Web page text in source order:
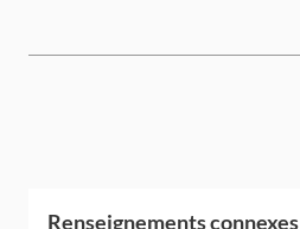
Renseignements connexes